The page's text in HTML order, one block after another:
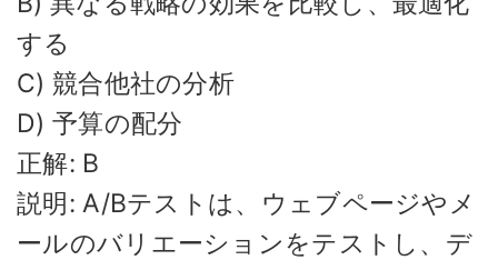
する
C) 競合他社の分析
D) 予算の配分
正解: B
説明: A/Bテストは、ウェブページやメ
ールのバリエーションをテストし、デ